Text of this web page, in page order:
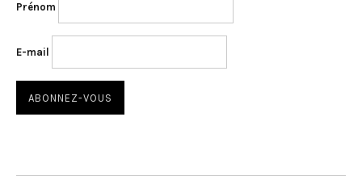
Prénom
E-mail